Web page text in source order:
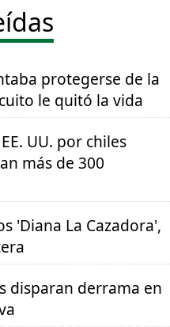
protegerse de la
le quitó la vida
UU. por chiles
más de 300
'Diana La Cazadora',
disparan derrama en